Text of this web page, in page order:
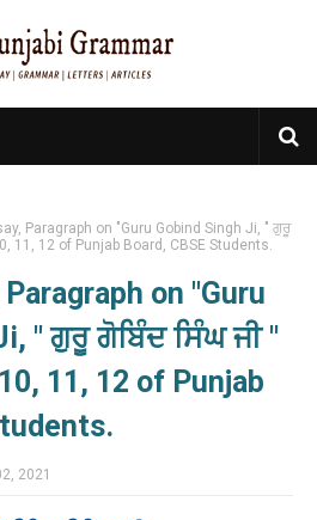
Paragraph on "Guru Gobind Singh Ji, " ਗੁਰੂ
11, 12 of Punjab Board, CBSE Students.
on "Guru
" ਗੁਰੂ ਗੋਬਿੰਦ ਸਿੰਘ ਜੀ "
11, 12 of Punjab
2021